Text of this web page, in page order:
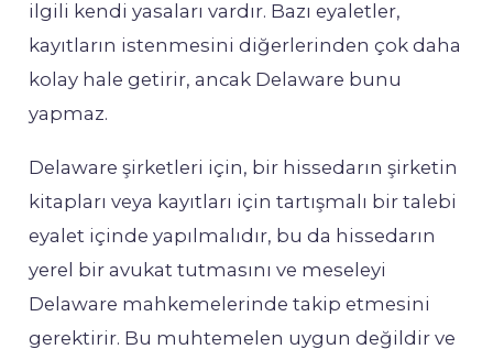
ilgili kendi yasaları vardır. Bazı eyaletler,
kayıtların istenmesini diğerlerinden çok daha
kolay hale getirir, ancak Delaware bunu
yapmaz.
Delaware şirketleri için, bir hissedarın şirketin
kitapları veya kayıtları için tartışmalı bir talebi
eyalet içinde yapılmalıdır, bu da hissedarın
yerel bir avukat tutmasını ve meseleyi
Delaware mahkemelerinde takip etmesini
gerektirir. Bu muhtemelen uygun değildir ve